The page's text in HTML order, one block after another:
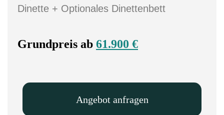
Dinette + Optionales Dinettenbett
Grundpreis ab 61.900 €
Angebot anfragen